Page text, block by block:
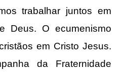
trabalhar juntos em
Deus. O ecumenismo
em Cristo Jesus.
da Fraternidade